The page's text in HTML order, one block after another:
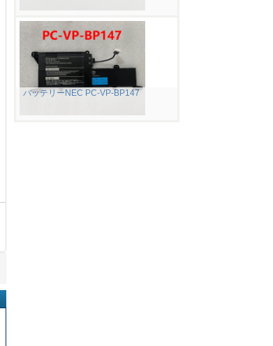
バッテリーNEC PC-VP-BP147